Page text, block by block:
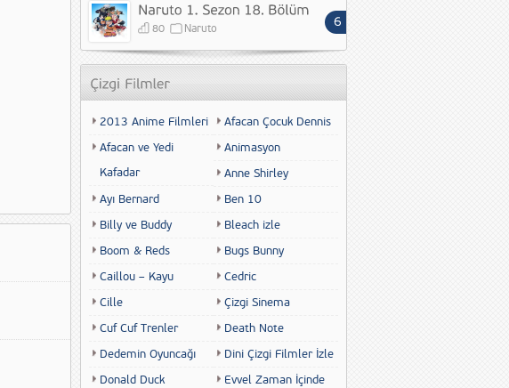
80 Naruto
2013 Anime Filmleri
Afacan Çocuk Dennis
Afacan ve Yedi
Kafadar
Animasyon
Anne Shirley
Ayı Bernard
Ben 10
Billy ve Buddy
Bleach izle
Boom & Reds
Bugs Bunny
Caillou – Kayu
Cedric
Cille
Çizgi Sinema
Cuf Cuf Trenler
Death Note
Dedemin Oyuncağı
Dini Çizgi Filmler İzle
Donald Duck
Evvel Zaman İçinde